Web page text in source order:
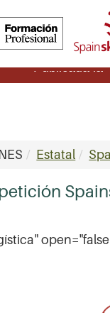
Publicada la
Estatal